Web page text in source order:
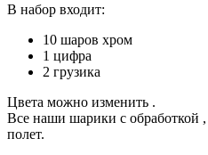
В набор входит:
10 шаров хром
1 цифра
2 грузика
Цвета можно изменить .
Все наши шарики с обработкой ,
полет.